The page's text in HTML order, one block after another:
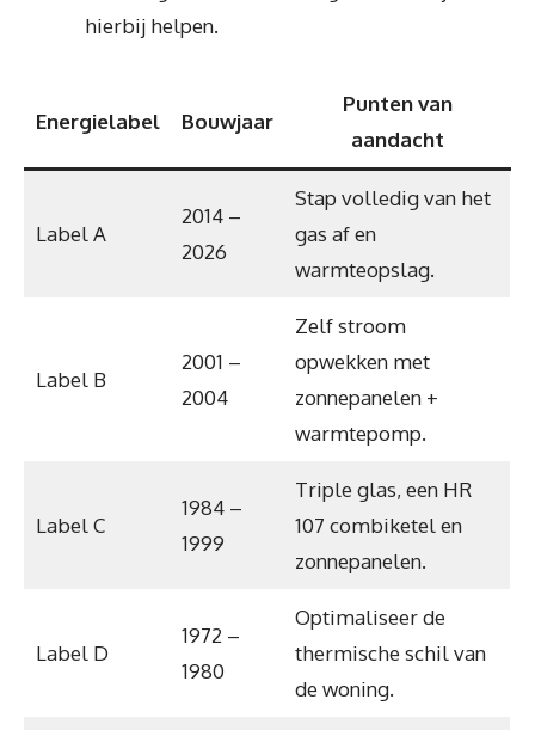
hierbij helpen.
Energielabel Bouwjaar
Punten van
aandacht
Label A
2014 –
2026
Stap volledig van het
gas af en
warmteopslag.
Label B
2001 –
2004
Zelf stroom
opwekken met
zonnepanelen +
warmtepomp.
Label C
1984 –
1999
Triple glas, een HR
107 combiketel en
zonnepanelen.
Label D
1972 –
1980
Optimaliseer de
thermische schil van
de woning.